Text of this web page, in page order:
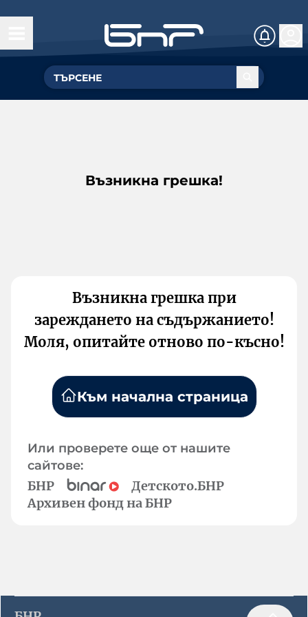
Възникна грешка!
Възникна грешка при
зареждането на съдържанието!
Моля, опитайте отново по-късно!
Към начална страница
Или проверете още от нашите
сайтове:
БНР
Детското.БНР
Архивен фонд на БНР